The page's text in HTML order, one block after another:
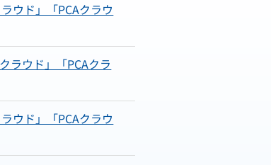
ウド」「PCAクラウ
ラウド」「PCAクラ
ウド」「PCAクラウ